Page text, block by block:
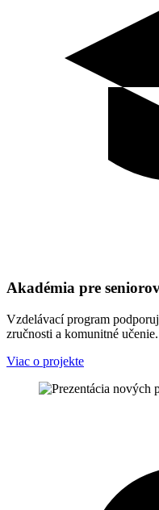
Akadémia pre
Vzdelávací program
zručnosti a komunitné učenie.
Viac o projekte